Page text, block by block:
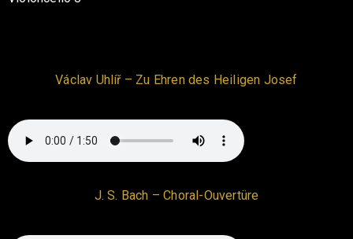
Václav Uhlíř – Zu Ehren des Heiligen Josef
J. S. Bach – Choral-Ouvertüre